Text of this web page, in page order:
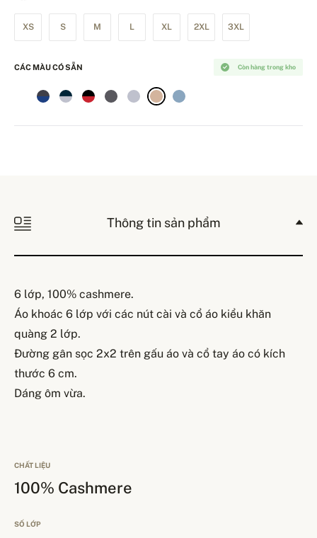
XS S M L XL 2XL 3XL
Còn hàng trong kho
CÁC MÀU CÓ SẴN
Thông tin sản phẩm
6 lớp, 100% cashmere.
Áo khoác 6 lớp với các nút cài và cổ áo kiểu khăn
quàng 2 lớp.
Đường gân sọc 2x2 trên gấu áo và cổ tay áo có kích
thước 6 cm.
Dáng ôm vừa.
CHẤT LIỆU
100% Cashmere
SỐ LỚP